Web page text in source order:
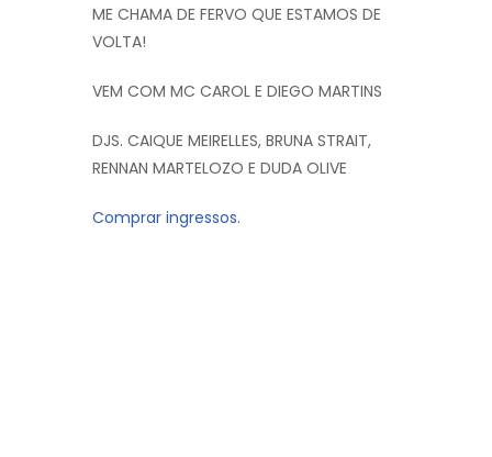
ME CHAMA DE FERVO QUE ESTAMOS DE
VOLTA!
VEM COM MC CAROL E DIEGO MARTINS
DJS. CAIQUE MEIRELLES, BRUNA STRAIT,
RENNAN MARTELOZO E DUDA OLIVE
Comprar ingressos.